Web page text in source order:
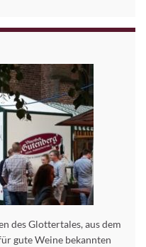
des Glottertales, aus dem
gute Weine bekannten